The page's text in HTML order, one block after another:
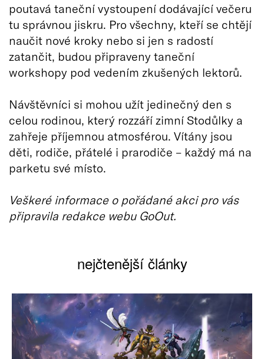
poutavá taneční vystoupení dodávající večeru
tu správnou jiskru. Pro všechny, kteří se chtějí
naučit nové kroky nebo si jen s radostí
zatančit, budou připraveny taneční
workshopy pod vedením zkušených lektorů.
Návštěvníci si mohou užít jedinečný den s
celou rodinou, který rozzáří zimní Stodůlky a
zahřeje příjemnou atmosférou. Vítány jsou
děti, rodiče, přátelé i prarodiče – každý má na
parketu své místo.
Veškeré informace o pořádané akci pro vás
připravila redakce webu GoOut.
nejčtenější články